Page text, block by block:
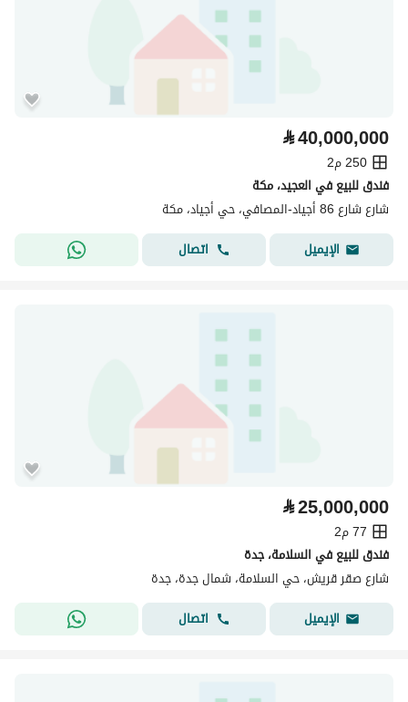
⃁40,000,000
250 م2
فندق للبيع في العجيد، مكة
شارع شارع 86 أجياد-المصافي، حي أجياد، مكة
الإيميل
اتصال
⃁25,000,000
77 م2
فندق للبيع في السلامة، جدة
شارع صقر قريش، حي السلامة، شمال جدة، جدة
الإيميل
اتصال